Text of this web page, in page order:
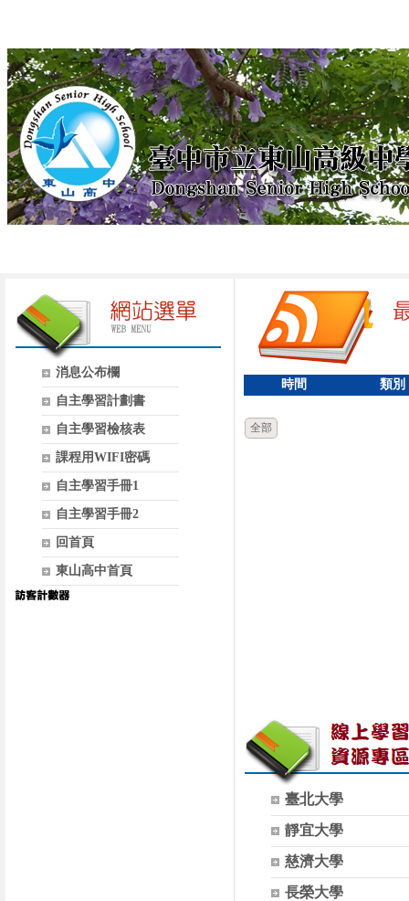
消息公布欄
自主學習計劃書
自主學習檢核表
課程用WIFI密碼
自主學習手冊1
自主學習手冊2
回首頁
東山高中首頁
時間 類別
全部
臺北大學
靜宜大學
慈濟大學
長榮大學